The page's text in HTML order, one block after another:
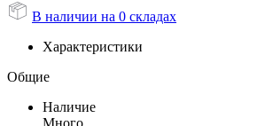
В наличии на 0 складах
Характеристики
Общие
Наличие
Много